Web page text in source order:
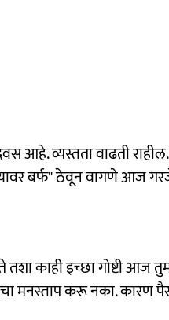
आहे. व्यस्तता वाढती
बर्फ" ठेवून वागणे आज
तशा काही इच्छा गोष्टी
मनस्ताप करू नका. कारण